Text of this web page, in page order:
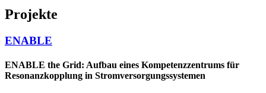
Projekte
ENABLE
ENABLE the Grid: Aufbau eines Kompetenzzentrums für
Resonanzkopplung in Stromversorgungssystemen